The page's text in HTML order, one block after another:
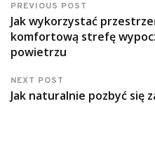
PREVIOUS POST
Jak wykorzystać
komfortową strefę
powietrzu
NEXT POST
Jak naturalnie pozbyć się